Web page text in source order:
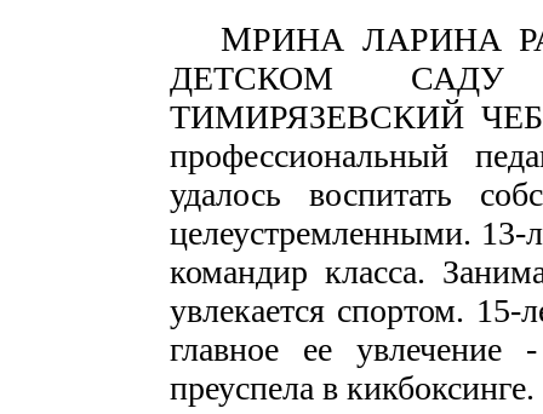
МРИНА ЛАРИНА
ДЕТСКОМ САДУ
ТИМИРЯЗЕВСКИЙ
профессиональный
удалось воспитать
целеустремленными.
командир класса.
увлекается спортом.
главное ее увлечение
преуспела в